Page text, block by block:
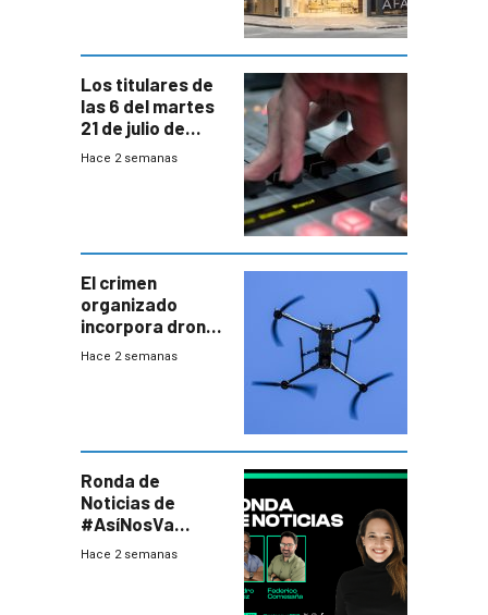
Los titulares de
las 6 del martes
21 de julio de
2026
Hace 2 semanas
El crimen
organizado
incorpora drones
y abre un nuevo
Hace 2 semanas
Ronda de
Noticias de
#AsíNosVa
(20/7/26)
Hace 2 semanas